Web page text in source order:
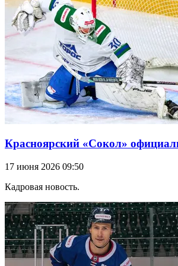
Красноярский «Сокол»
17 июня 2026 09:50
Кадровая новость.